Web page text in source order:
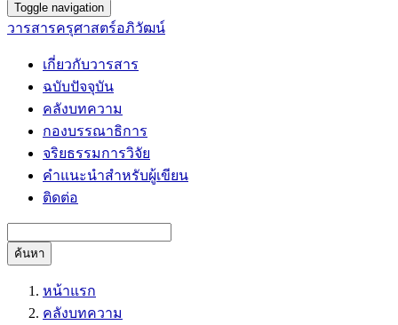
Toggle navigation
วารสารครุศาสตร์อภิวัฒน์
เกี่ยวกับวารสาร
ฉบับปัจจุบัน
คลังบทความ
กองบรรณาธิการ
จริยธรรมการวิจัย
คำแนะนำสำหรับผู้เขียน
ติดต่อ
ค้นหา
หน้าแรก
คลังบทความ